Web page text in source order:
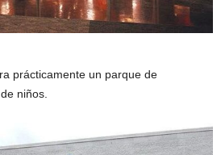
prácticamente un parque de
niños.